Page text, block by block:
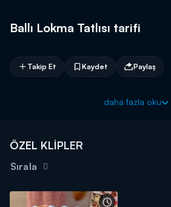
Ballı Lokma Tatlısı tarifi
Takip Et Kaydet Paylaş
daha fazla oku
ÖZEL KLİPLER
Sırala